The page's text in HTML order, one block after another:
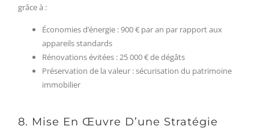
grâce à :
Économies d’énergie : 900 € par an par rapport aux
appareils standards
Rénovations évitées : 25 000 € de dégâts
Préservation de la valeur : sécurisation du patrimoine
immobilier
8. Mise En Œuvre D’une Stratégie